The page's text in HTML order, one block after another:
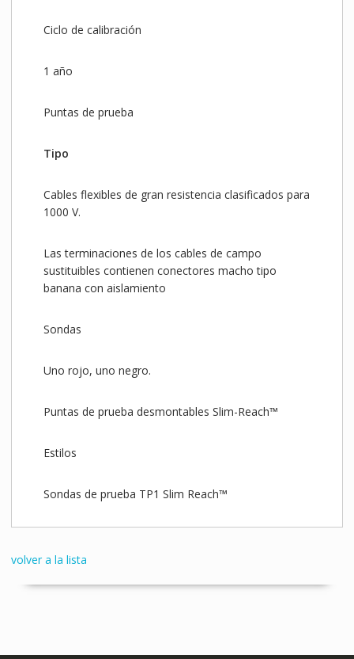
Ciclo de calibración
1 año
Puntas de prueba
Tipo
Cables flexibles de gran resistencia clasificados para
1000 V.
Las terminaciones de los cables de campo
sustituibles contienen conectores macho tipo
banana con aislamiento
Sondas
Uno rojo, uno negro.
Puntas de prueba desmontables Slim-Reach™
Estilos
Sondas de prueba TP1 Slim Reach™
volver a la lista